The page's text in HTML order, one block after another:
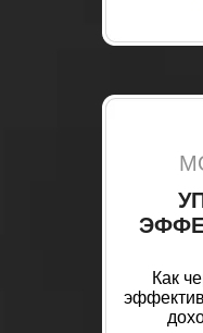
Как